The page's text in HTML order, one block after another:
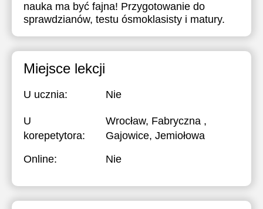
nauka ma być fajna! Przygotowanie do
sprawdzianów, testu ósmoklasisty i matury.
Miejsce lekcji
U ucznia: Nie
U
korepetytora:
Wrocław, Fabryczna ,
Gajowice, Jemiołowa
Online:
Nie